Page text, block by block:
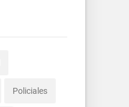
Policiales